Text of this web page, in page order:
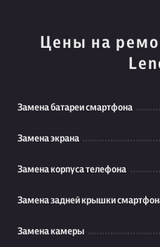
Цены на
Замена батареи смартфона
Замена экрана
Замена корпуса телефона
Замена задней крышки
Замена камеры